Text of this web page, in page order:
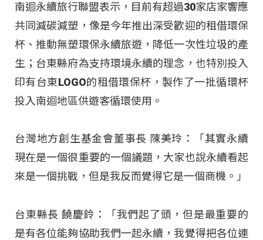
南迴永續旅行聯盟表示，目前有超過30家店家響應
共同減碳減塑，像是今年推出深受歡迎的租借環保
杯、推動無塑環保永續旅遊，降低一次性垃圾的產
生；台東縣府為支持環境永續的理念，也特別投入
印有台東LOGO的租借環保杯，製作了一批循環杯
投入南迴地區供遊客循環使用。
台灣地方創生基金會董事長 陳美玲：「其實永續
現在是一個很重要的一個議題，大家也說永續看起
來是一個挑戰，但是我反而覺得它是一個商機。」
台東縣長 饒慶鈴：「我們起了頭，但是最重要的
是有各位能夠協助我們一起永續，我覺得把各位連